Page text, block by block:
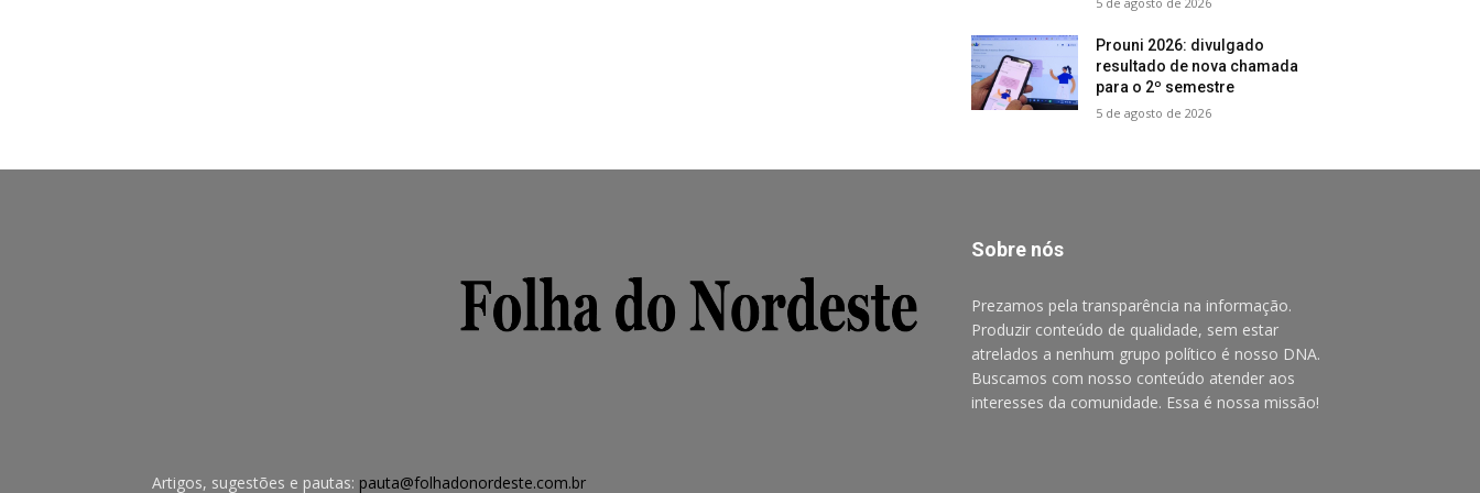
Prouni 2026: divulgado
resultado de nova chamada
para o 2º semestre
5 de agosto de 2026
Sobre nós
Prezamos pela transparência na informação.
Produzir conteúdo de qualidade, sem estar
atrelados a nenhum grupo político é nosso DNA.
Buscamos com nosso conteúdo atender aos
interesses da comunidade. Essa é nossa missão!
Artigos, sugestões e pautas: pauta@folhadonordeste.com.br